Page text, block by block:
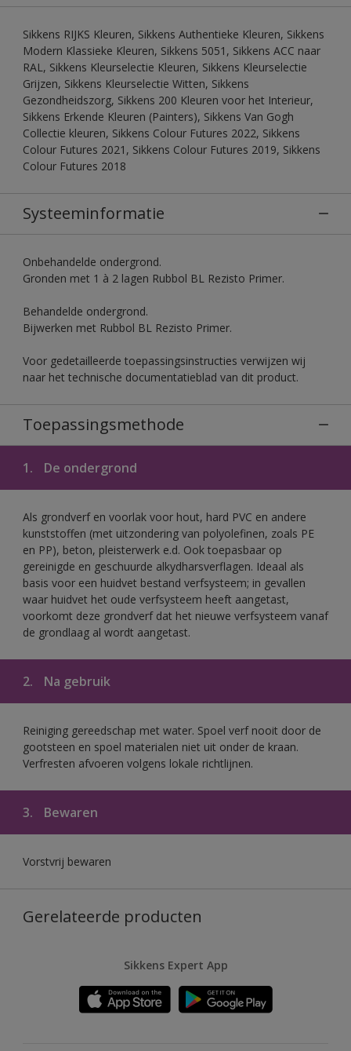
Sikkens RIJKS Kleuren, Sikkens Authentieke Kleuren, Sikkens
Modern Klassieke Kleuren, Sikkens 5051, Sikkens ACC naar
RAL, Sikkens Kleurselectie Kleuren, Sikkens Kleurselectie
Grijzen, Sikkens Kleurselectie Witten, Sikkens
Gezondheidszorg, Sikkens 200 Kleuren voor het Interieur,
Sikkens Erkende Kleuren (Painters), Sikkens Van Gogh
Collectie kleuren, Sikkens Colour Futures 2022, Sikkens
Colour Futures 2021, Sikkens Colour Futures 2019, Sikkens
Colour Futures 2018
Systeeminformatie
Onbehandelde ondergrond.
Gronden met 1 à 2 lagen Rubbol BL Rezisto Primer.
Behandelde ondergrond.
Bijwerken met Rubbol BL Rezisto Primer.
Voor gedetailleerde toepassingsinstructies verwijzen wij
naar het technische documentatieblad van dit product.
Toepassingsmethode
1. De ondergrond
Als grondverf en voorlak voor hout, hard PVC en andere
kunststoffen (met uitzondering van polyolefinen, zoals PE
en PP), beton, pleisterwerk e.d. Ook toepasbaar op
gereinigde en geschuurde alkydharsverflagen. Ideaal als
basis voor een huidvet bestand verfsysteem; in gevallen
waar huidvet het oude verfsysteem heeft aangetast,
voorkomt deze grondverf dat het nieuwe verfsysteem vanaf
de grondlaag al wordt aangetast.
2. Na gebruik
Reiniging gereedschap met water. Spoel verf nooit door de
gootsteen en spoel materialen niet uit onder de kraan.
Verfresten afvoeren volgens lokale richtlijnen.
3. Bewaren
Vorstvrij bewaren
Gerelateerde producten
Sikkens Expert App